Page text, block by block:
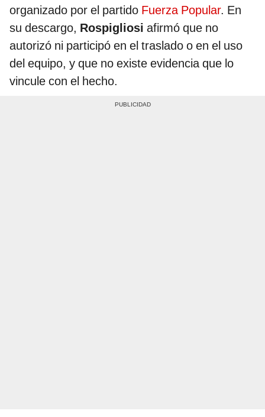
organizado por el partido Fuerza Popular. En
su descargo, Rospigliosi afirmó que no
autorizó ni participó en el traslado o en el uso
del equipo, y que no existe evidencia que lo
vincule con el hecho.